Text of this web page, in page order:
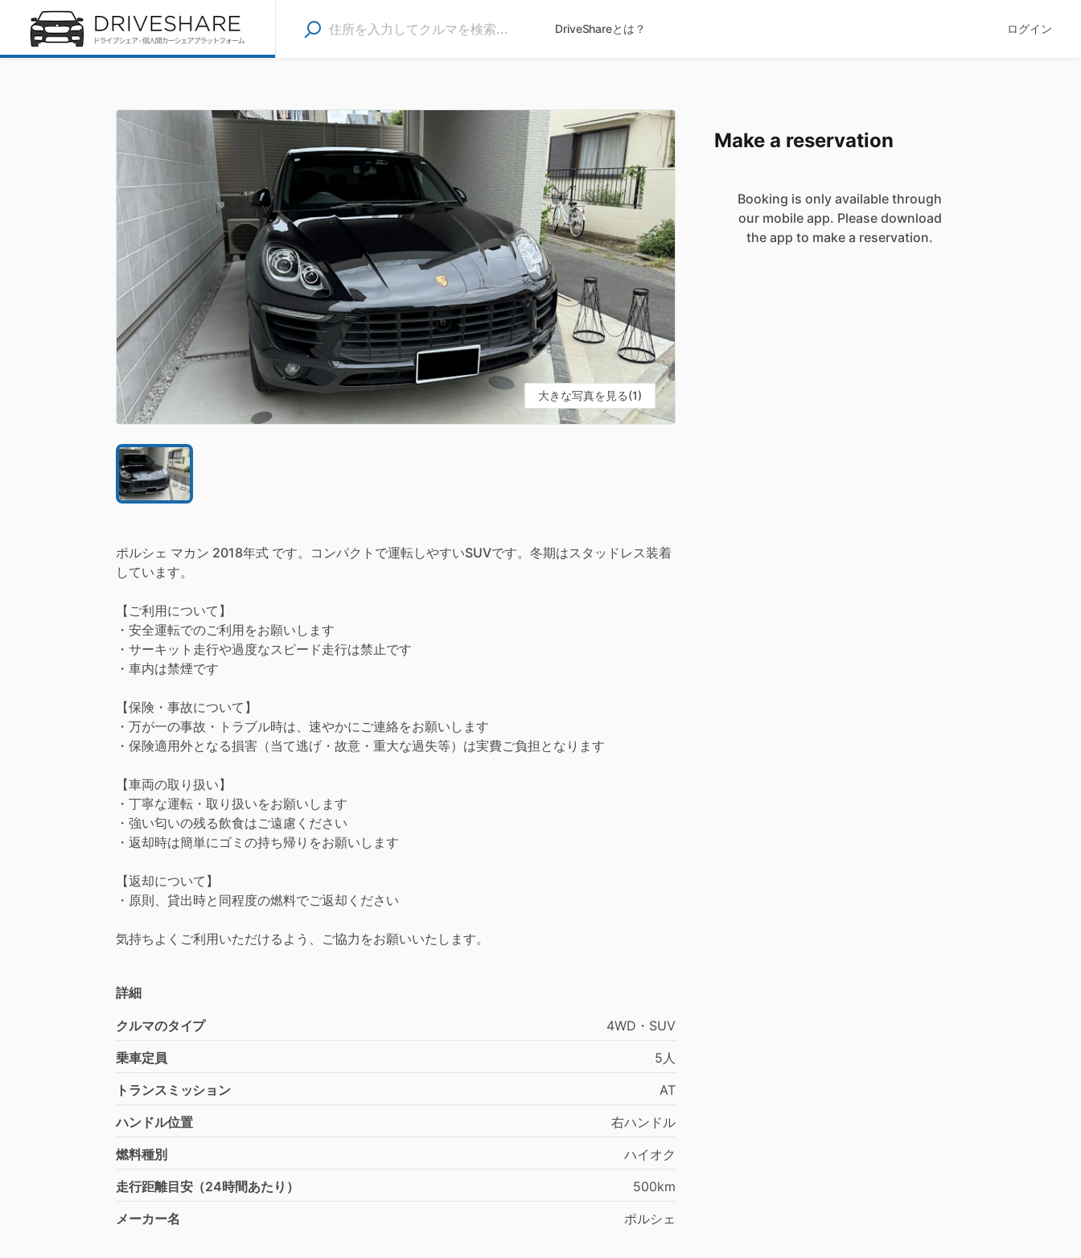
DriveShareとは？ ログイン
大きな写真を見る(1)
ポルシェ マカン 2018年式 です。コンパクトで運転しやすいSUVです。冬期はスタッドレス装着
しています。
【ご利用について】
・安全運転でのご利用をお願いします
・サーキット走行や過度なスピード走行は禁止です
・車内は禁煙です
【保険・事故について】
・万が一の事故・トラブル時は、速やかにご連絡をお願いします
・保険適用外となる損害（当て逃げ・故意・重大な過失等）は実費ご負担となります
【車両の取り扱い】
・丁寧な運転・取り扱いをお願いします
・強い匂いの残る飲食はご遠慮ください
・返却時は簡単にゴミの持ち帰りをお願いします
【返却について】
・原則、貸出時と同程度の燃料でご返却ください
気持ちよくご利用いただけるよう、ご協力をお願いいたします。
詳細
クルマのタイプ
4WD・SUV
乗車定員
5人
トランスミッション
AT
ハンドル位置
右ハンドル
燃料種別
ハイオク
走行距離目安（24時間あたり）
500km
メーカー名
ポルシェ
Make a reservation
Booking is only available through
our mobile app. Please download
the app to make a reservation.